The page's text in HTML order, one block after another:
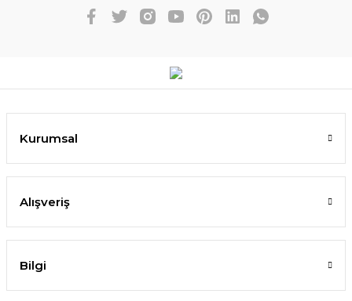
Kurumsal
Alışveriş
Bilgi